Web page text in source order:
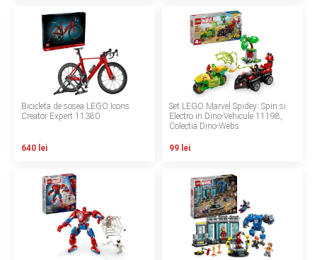
Copyright 2026 BabyMatters
Bicicleta de sosea LEGO Icons
Creator Expert 11380
640 lei
Set LEGO Marvel Spidey: Spin si
Electro in Dino-Vehicule 11198,
Colectia Dino-Webs
99 lei